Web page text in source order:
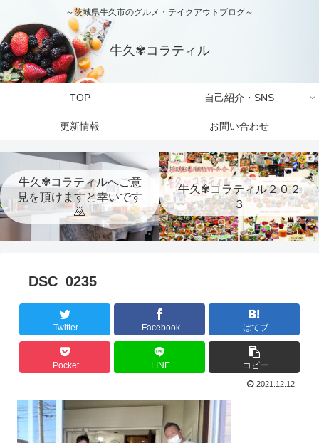
～茨城県牛久市のグルメ・テイクアウトブログ～
牛久✾コラティル
TOP 自己紹介・SNS
更新情報 お問い合わせ
牛久✾コラティルへご意
見を頂けますと幸いです
🙇
牛久✾コラティル２０２
３
DSC_0235
Twitter Facebook はてブ
Pocket LINE コピー
2021.12.12